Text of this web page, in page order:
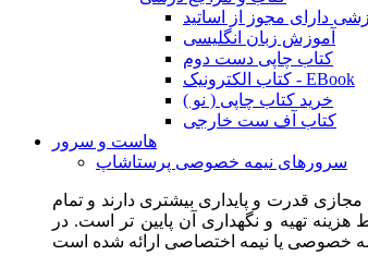
دارای مجوز از اساتید
آموزش زبان انگلیسی
کتاب چاپی دست دوم
کتاب الکترونیک - EBook
خرید کتاب چاپی ( نو )
کتاب آف ست خارجی
هاست و سرور
سرورهای نیمه خصوصی پرستاشاپ
قدرت و پایداری بیشتری دارند و تمام
تهیه و نگهداری آن پایین تر است. در